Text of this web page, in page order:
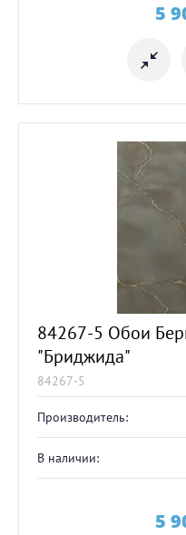
5
84267-5 Обои
"Бриджида"
84267-5
Производитель:
В наличии:
5